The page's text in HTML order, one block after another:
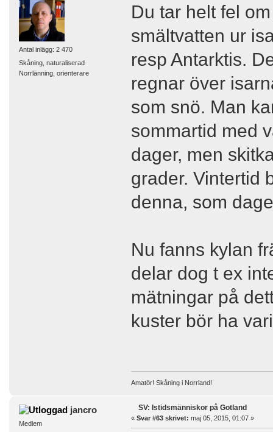
Antal inlägg: 2 470
Skåning, naturaliserad
Norrlänning, orienterare
Du tar helt fel
smältvatten ur
resp Antarktis.
regnar över
som snö. Man
sommartid med
dager, men
grader. Vintertid
denna, som
Nu fanns kylan
delar dog t ex
mätningar på
kuster bör ha
Amatör! Skåning i Norrland!
jancro
Medlem
SV: Istidsmänniskor på Gotland
« Svar #63 skrivet: maj 05, 2015, 01:07 »